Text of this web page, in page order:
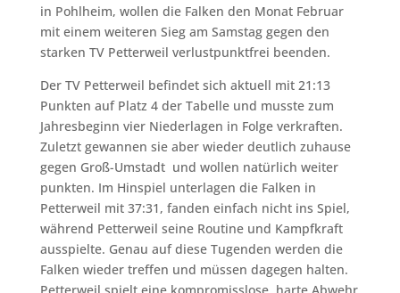
in Pohlheim, wollen die Falken den Monat Februar
mit einem weiteren Sieg am Samstag gegen den
starken TV Petterweil verlustpunktfrei beenden.
Der TV Petterweil befindet sich aktuell mit 21:13
Punkten auf Platz 4 der Tabelle und musste zum
Jahresbeginn vier Niederlagen in Folge verkraften.
Zuletzt gewannen sie aber wieder deutlich zuhause
gegen Groß-Umstadt und wollen natürlich weiter
punkten. Im Hinspiel unterlagen die Falken in
Petterweil mit 37:31, fanden einfach nicht ins Spiel,
während Petterweil seine Routine und Kampfkraft
ausspielte. Genau auf diese Tugenden werden die
Falken wieder treffen und müssen dagegen halten.